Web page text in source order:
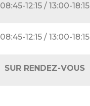
08:45-12:15 / 13:00-18:15
08:45-12:15 / 13:00-18:15
SUR RENDEZ-VOUS